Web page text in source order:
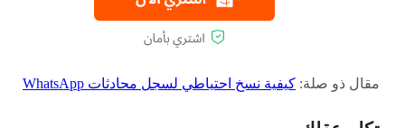
مقال ذو صلة: كيفية نسخ احتياطي لسجل محادثات WhatsApp